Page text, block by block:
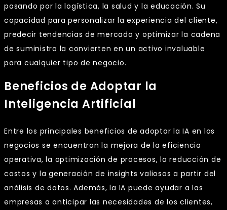
pasando por la logística, la salud y la educación. Su
capacidad para personalizar la experiencia del cliente,
predecir tendencias de mercado y optimizar la cadena
de suministro la convierten en un activo invaluable
para cualquier tipo de negocio.
Beneficios de Adoptar la
Inteligencia Artificial
Entre los principales beneficios de adoptar la IA en los
negocios se encuentran la mejora de la eficiencia
operativa, la optimización de procesos, la reducción de
costos y la generación de insights valiosos a partir del
análisis de datos. Además, la IA puede ayudar a las
empresas a anticipar las necesidades de los clientes,